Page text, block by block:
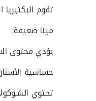
تقوم
مينا ضعيفة:
يؤدي محتوى
حساسية
تحتوي